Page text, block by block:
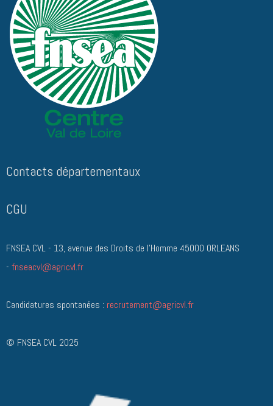
Contacts départementaux
CGU
FNSEA CVL - 13, avenue des Droits de l'Homme 45000 ORLEANS
- fnseacvl@agricvl.fr
Candidatures spontanées : recrutement@agricvl.fr
© FNSEA CVL 2025